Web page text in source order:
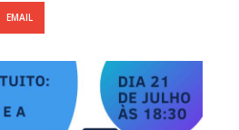
EMAIL